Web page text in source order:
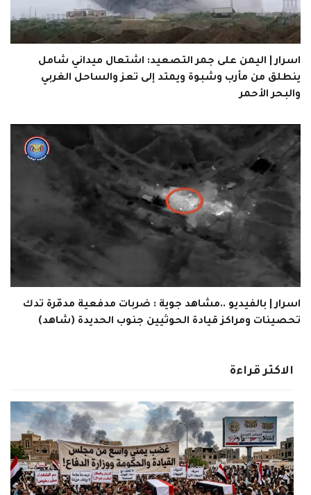
اسرار | اليمن على جمر التصعيد: اشتعال ميداني شامل
ينطلق من مأرب وشبوة ويمتد إلى تعز والساحل الغربي
والبحر الأحمر
اسرار | بالفيديو ..مشاهد جوية : ضربات مدفعية مدمّرة تدك
تحصينات ومراكز قيادة الحوثيين جنوب الحديدة (شاهد)
الاكثر قراءة